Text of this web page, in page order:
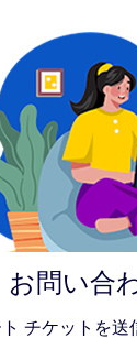
お問い合
チケットを送